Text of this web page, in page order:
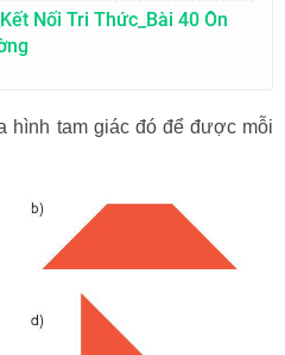
Nối Tri Thức_Bài 40 Ôn
hình tam giác đó để được mỗi